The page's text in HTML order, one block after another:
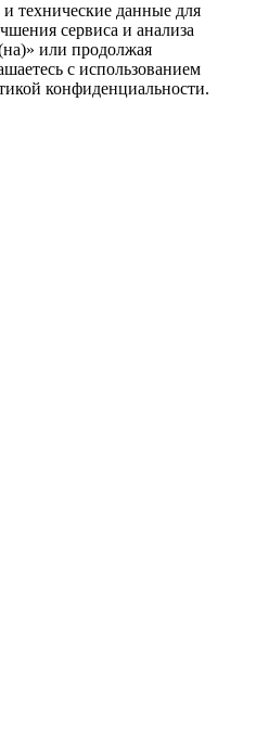
технические данные для
сервиса и анализа
или продолжая
с использованием
конфиденциальности.